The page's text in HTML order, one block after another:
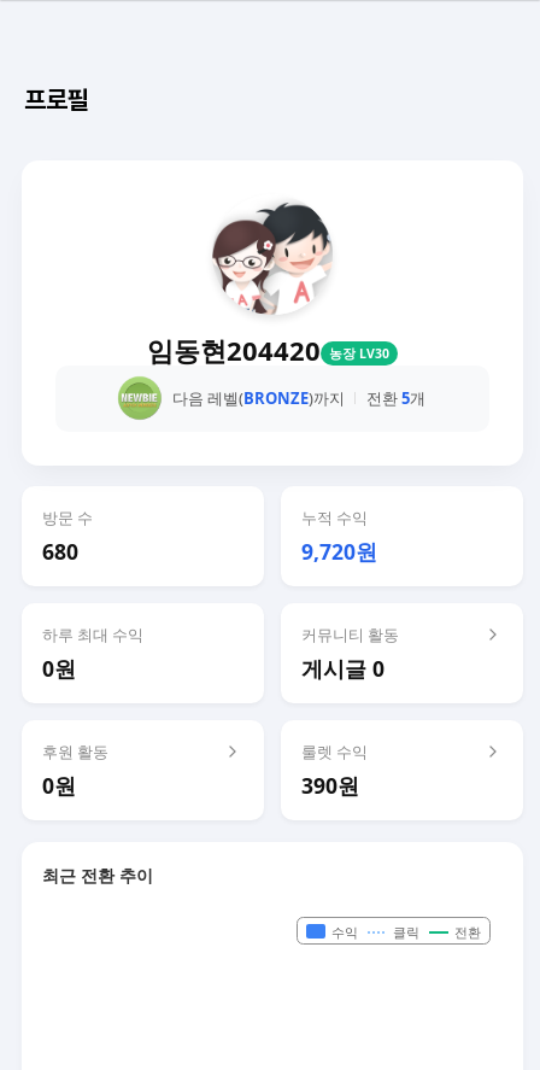
프로필
임동현204420 농장 LV30
다음 레벨(BRONZE)까지 전환5개
방문 수
680
누적 수익
9,720원
하루 최대 수익
0원
커뮤니티 활동
게시글 0
후원 활동
0원
룰렛 수익
390원
최근 전환 추이